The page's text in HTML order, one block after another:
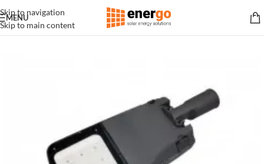
Skip to navigation
Skip to main content
MENU